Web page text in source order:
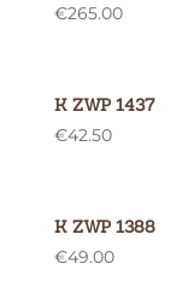
€265.00
K ZWP 1437
€42.50
K ZWP 1388
€49.00